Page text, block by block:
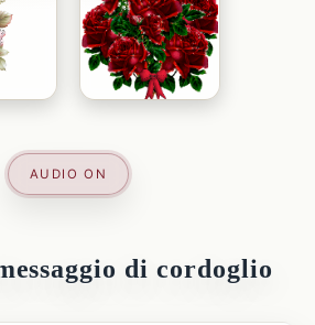
AUDIO ON
di cordoglio